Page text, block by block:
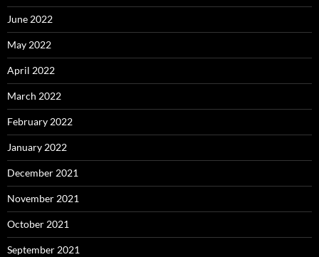
June 2022
May 2022
April 2022
March 2022
February 2022
January 2022
December 2021
November 2021
October 2021
September 2021